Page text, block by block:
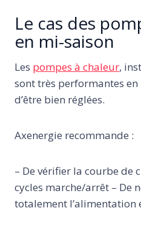
Le cas des
en mi-saison
Les pompes à chaleur,
sont très performantes
d’être bien réglées.
Axenergie recommande :
– De vérifier la courbe de
cycles marche/arrêt – De
totalement l’alimentation